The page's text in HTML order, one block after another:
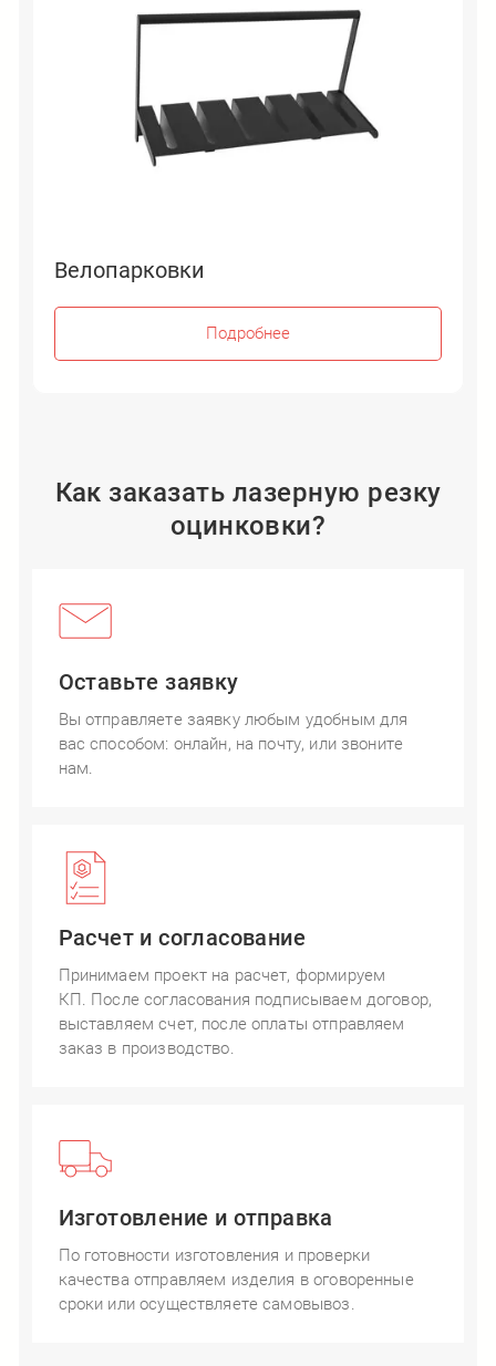
Велопарковки
Подробнее
Как заказать лазерную резку
оцинковки?
Оставьте заявку
Вы отправляете заявку любым удобным для
вас способом: онлайн, на почту, или звоните
нам.
Расчет и согласование
Принимаем проект на расчет, формируем
КП. После согласования подписываем договор,
выставляем счет, после оплаты отправляем
заказ в производство.
Изготовление и отправка
По готовности изготовления и проверки
качества отправляем изделия в оговоренные
сроки или осуществляете самовывоз.